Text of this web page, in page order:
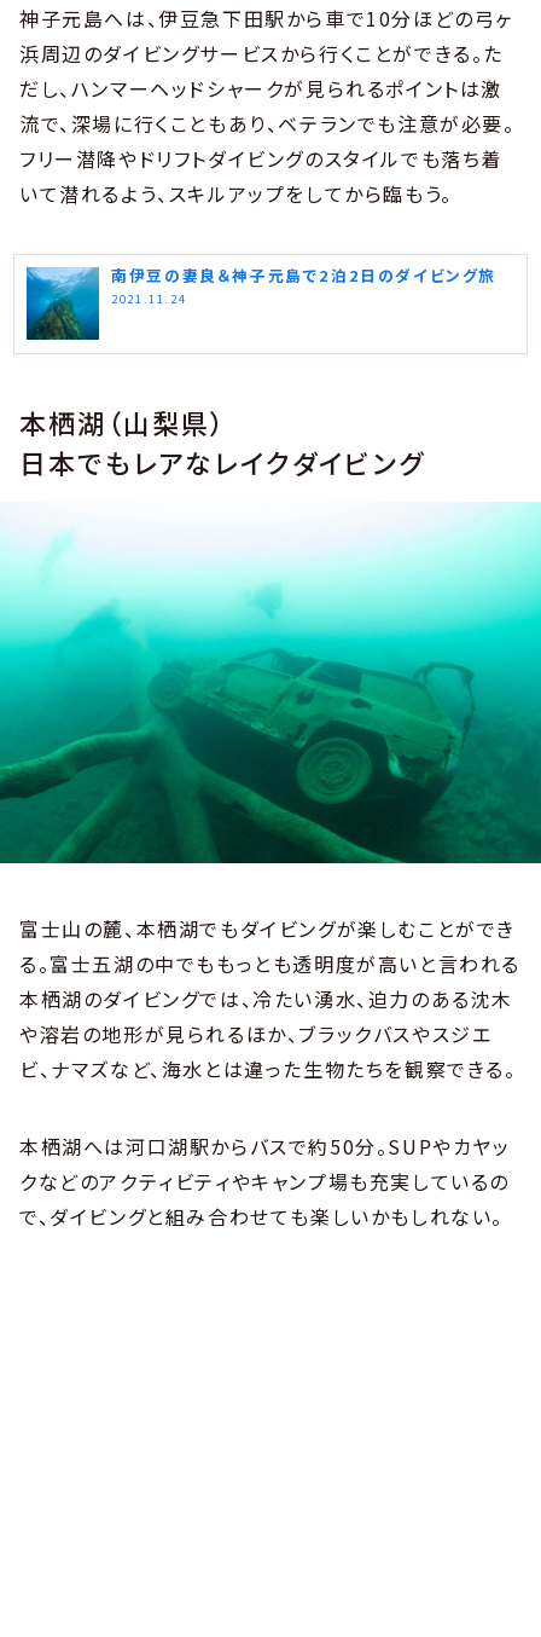
神子元島へは、伊豆急下田駅から車で10分ほどの弓ヶ
浜周辺のダイビングサービスから行くことができる。た
だし、ハンマーヘッドシャークが見られるポイントは激
流で、深場に行くこともあり、ベテランでも注意が必要。
フリー潜降やドリフトダイビングのスタイルでも落ち着
いて潜れるよう、スキルアップをしてから臨もう。
南伊豆の妻良＆神子元島で2泊2日のダイビング旅
2021.11.24
本栖湖（山梨県）
日本でもレアなレイクダイビング
富士山の麓、本栖湖でもダイビングが楽しむことができ
る。富士五湖の中でももっとも透明度が高いと言われる
本栖湖のダイビングでは、冷たい湧水、迫力のある沈木
や溶岩の地形が見られるほか、ブラックバスやスジエ
ビ、ナマズなど、海水とは違った生物たちを観察できる。
本栖湖へは河口湖駅からバスで約50分。SUPやカヤッ
クなどのアクティビティやキャンプ場も充実しているの
で、ダイビングと組み合わせても楽しいかもしれない。